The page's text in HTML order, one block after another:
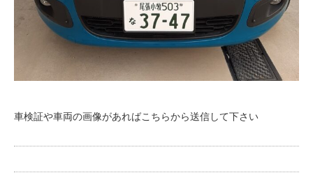
車検証や車両の画像があればこちらから送信して下さい